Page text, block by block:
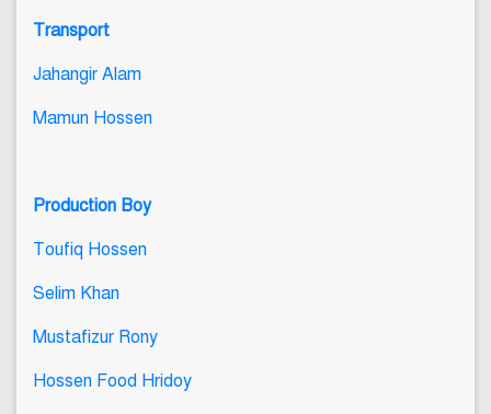
Transport
Jahangir Alam
Mamun Hossen
Production Boy
Toufiq Hossen
Selim Khan
Mustafizur Rony
Hossen Food Hridoy